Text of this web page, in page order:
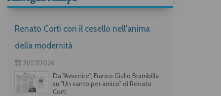
Renato Corti con il cesello nell'anima
della modernità
31/07/2026
Da "Avvenire", Franco Giulio Brambilla
su "Un santo per amico" di Renato
Corti